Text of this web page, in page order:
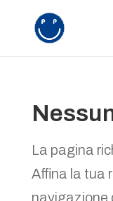
La pagina
Affina la tua
navigazione